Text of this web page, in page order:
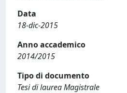
Data
18-dic-2015
Anno accademico
2014/2015
Tipo di documento
Tesi di laurea Magistrale